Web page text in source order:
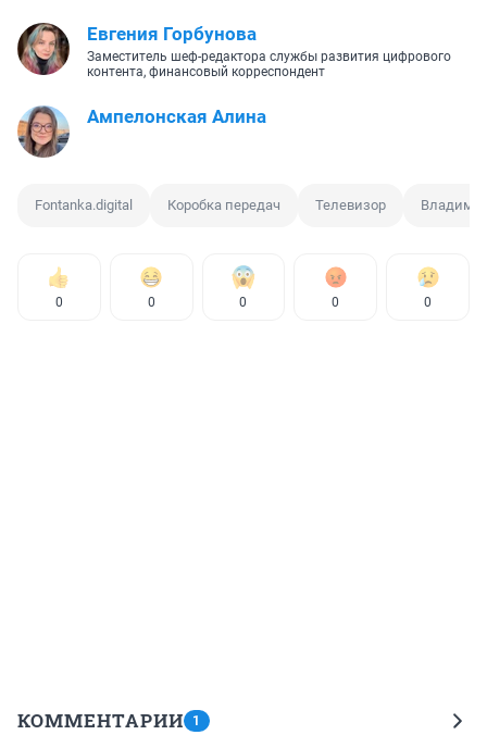
Евгения Горбунова
Заместитель шеф-редактора службы развития цифрового
контента, финансовый корреспондент
Ампелонская Алина
Fontanka.digital Коробка передач Телевизор
0 0 0 0 0
КОММЕНТАРИИ 1